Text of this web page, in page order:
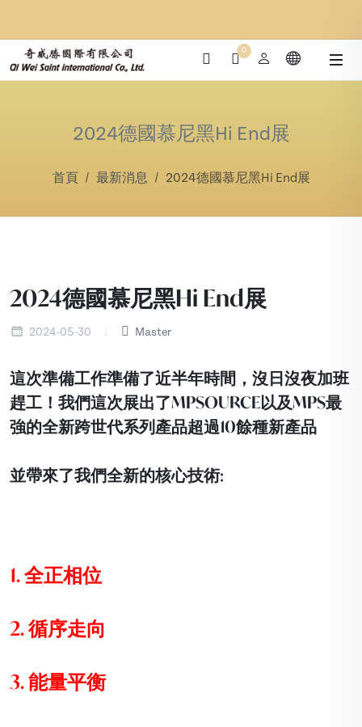
0
2024德國慕尼黑Hi End展
首頁 最新消息 2024德國慕尼黑Hi End展
2024德國慕尼黑Hi End展
2024-05-30 Master
這次準備工作準備了近半年時間，沒日沒夜加班
趕工！我們這次展出了MPSOURCE以及MPS最
強的全新跨世代系列產品超過10餘種新產品
並帶來了我們全新的核心技術:
1. 全正相位
2. 循序走向
3. 能量平衡